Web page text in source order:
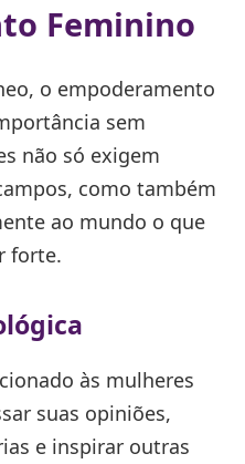
Feminino
o empoderamento
sem
não só exigem
como também
ao mundo o que
forte.
às mulheres
suas opiniões,
e inspirar outras